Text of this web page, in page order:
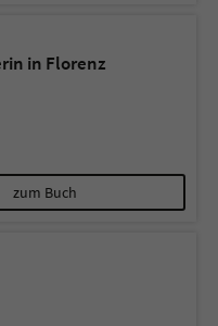
in Florenz
zum Buch